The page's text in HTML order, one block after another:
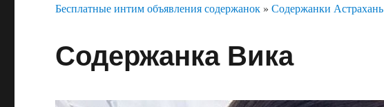
Бесплатные интим объявления содержанок»Содержанки Астрахань
Содержанка Вика